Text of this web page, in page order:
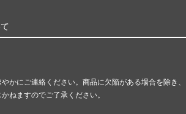
かにご連絡ください。商品に欠陥がある場合を除き、
ねますのでご了承ください。